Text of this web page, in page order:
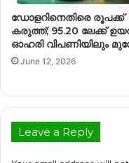
ഡോളറിനെതിരെ രൂപക്ക്
കരുത്ത്; 95.20 ലേക്ക്
ഓഹരി വിപണിയിലും
June 12, 2026
Leave a Reply